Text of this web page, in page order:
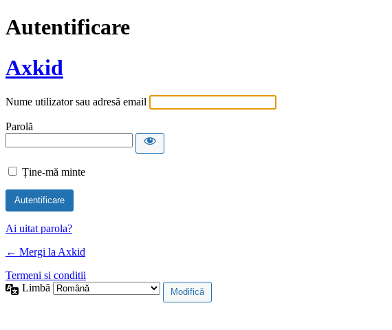
Autentificare
Axkid
Nume utilizator sau adresă email
Parolă
Ține-mă minte
Alternative:
Ai uitat parola?
← Mergi la Axkid
Termeni si conditii
Limbă